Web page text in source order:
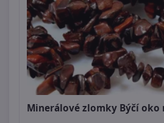
Minerálové zlomky Býčí oko